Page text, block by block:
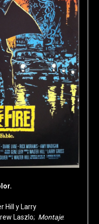
Hill y Larry
Laszlo; Montaje: